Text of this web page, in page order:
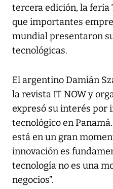
tercera edición, la feria
que importantes
mundial presentaron
tecnológicas.
El argentino Damián
la revista IT NOW y
expresó su interés por
tecnológico en
está en un gran
innovación es
tecnología no es una
negocios”.